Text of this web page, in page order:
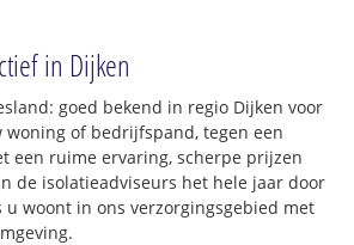
in Dijken
goed bekend in regio Dijken voor
woning of bedrijfspand, tegen een
een ruime ervaring, scherpe prijzen
de isolatieadviseurs het hele jaar door
u woont in ons verzorgingsgebied met